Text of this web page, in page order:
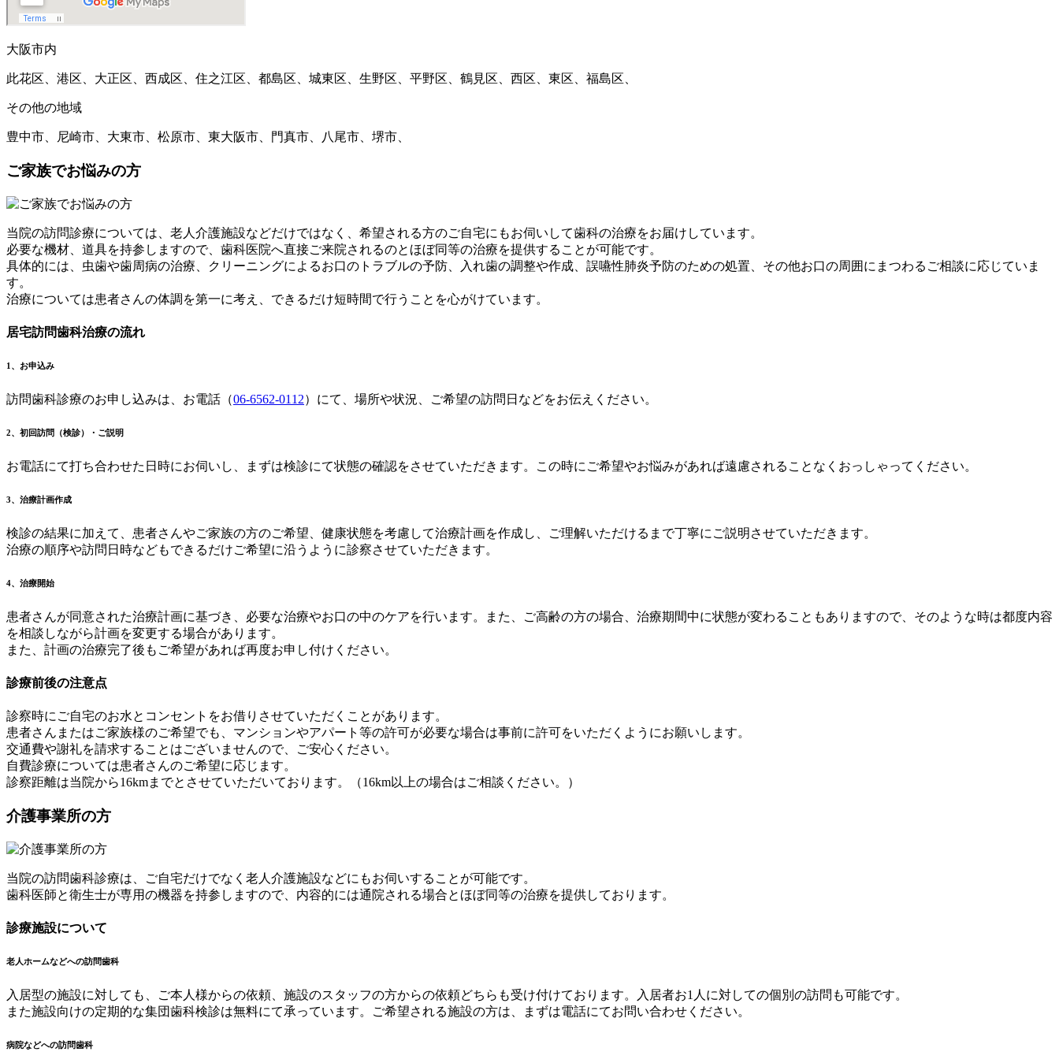
大阪市内
此花区、港区、大正区、西成区、住之江区、都島区、城東区、生野区、平野区、鶴見区、西区、東区、福島区、
その他の地域
豊中市、尼崎市、大東市、松原市、東大阪市、門真市、八尾市、堺市、
ご家族でお悩みの方
当院の訪問診療については、老人介護施設などだけではなく、希望される方のご自宅にもお伺いして歯科の治療をお届けしています。
必要な機材、道具を持参しますので、歯科医院へ直接ご来院されるのとほぼ同等の治療を提供することが可能です。
具体的には、虫歯や歯周病の治療、クリーニングによるお口のトラブルの予防、入れ歯の調整や作成、誤嚥性肺炎予防のための処置、その他お口の周囲にまつわるご相談に応じていま
す。
治療については患者さんの体調を第一に考え、できるだけ短時間で行うことを心がけています。
居宅訪問歯科治療の流れ
1、お申込み
訪問歯科診療のお申し込みは、お電話（06-6562-0112）にて、場所や状況、ご希望の訪問日などをお伝えください。
2、初回訪問（検診）・ご説明
お電話にて打ち合わせた日時にお伺いし、まずは検診にて状態の確認をさせていただきます。この時にご希望やお悩みがあれば遠慮されることなくおっしゃってください。
3、治療計画作成
検診の結果に加えて、患者さんやご家族の方のご希望、健康状態を考慮して治療計画を作成し、ご理解いただけるまで丁寧にご説明させていただきます。
治療の順序や訪問日時などもできるだけご希望に沿うように診察させていただきます。
4、治療開始
患者さんが同意された治療計画に基づき、必要な治療やお口の中のケアを行います。また、ご高齢の方の場合、治療期間中に状態が変わることもありますので、そのような時は都度内容
を相談しながら計画を変更する場合があります。
また、計画の治療完了後もご希望があれば再度お申し付けください。
診療前後の注意点
診察時にご自宅のお水とコンセントをお借りさせていただくことがあります。
患者さんまたはご家族様のご希望でも、マンションやアパート等の許可が必要な場合は事前に許可をいただくようにお願いします。
交通費や謝礼を請求することはございませんので、ご安心ください。
自費診療については患者さんのご希望に応じます。
診察距離は当院から16kmまでとさせていただいております。（16km以上の場合はご相談ください。）
介護事業所の方
当院の訪問歯科診療は、ご自宅だけでなく老人介護施設などにもお伺いすることが可能です。
歯科医師と衛生士が専用の機器を持参しますので、内容的には通院される場合とほぼ同等の治療を提供しております。
診療施設について
老人ホームなどへの訪問歯科
入居型の施設に対しても、ご本人様からの依頼、施設のスタッフの方からの依頼どちらも受け付けております。入居者お1人に対しての個別の訪問も可能です。
また施設向けの定期的な集団歯科検診は無料にて承っています。ご希望される施設の方は、まずは電話にてお問い合わせください。
病院などへの訪問歯科